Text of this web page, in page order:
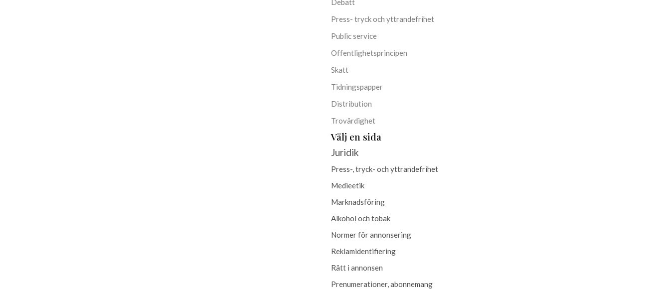
Debatt
Press- tryck och yttrandefrihet
Public service
Offentlighetsprincipen
Skatt
Tidningspapper
Distribution
Trovärdighet
Välj en sida
Juridik
Press-, tryck- och yttrandefrihet
Medieetik
Marknadsföring
Alkohol och tobak
Normer för annonsering
Reklamidentifiering
Rätt i annonsen
Prenumerationer, abonnemang